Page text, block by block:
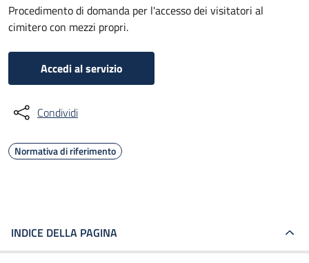
Procedimento di domanda per l'accesso dei visitatori al
cimitero con mezzi propri.
Accedi al servizio
Condividi
Normativa di riferimento
INDICE DELLA PAGINA